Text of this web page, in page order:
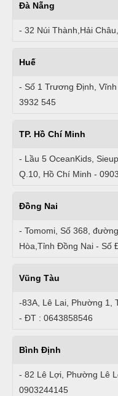
Đà Nẵng
- 32 Núi Thành,Hải
Huế
- Số 1 Trương Định,
3932 545
TP. Hồ Chí Minh
- Lầu 5 OceanKids,
Q.10, Hồ Chí Minh -
Đồng Nai
- Tomomi, Số 368,
Hòa,Tỉnh Đồng Nai - Số
Vũng Tàu
-83A, Lê Lai, Phường 1,
- ĐT : 0643858546
Bình Định
- 82 Lê Lợi, Phường Lê
0903244145